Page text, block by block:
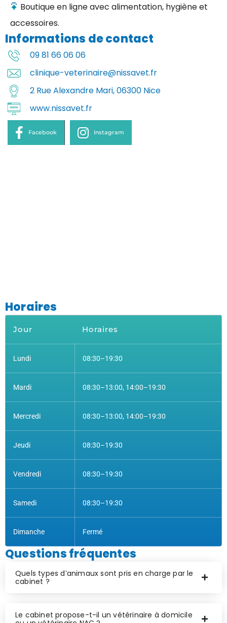
Boutique en ligne avec alimentation, hygiène et
accessoires.
Informations de contact
09 81 66 06 06
clinique-veterinaire@nissavet.fr
2 Rue Alexandre Mari, 06300 Nice
www.nissavet.fr
Facebook Instagram
Horaires
Jour Horaires
Lundi 08:30–19:30
Mardi 08:30–13:00, 14:00–19:30
Mercredi 08:30–13:00, 14:00–19:30
Jeudi 08:30–19:30
Vendredi 08:30–19:30
Samedi 08:30–19:30
Dimanche Fermé
Questions fréquentes
Quels types d’animaux sont pris en charge par le
cabinet ?
Le cabinet propose-t-il un vétérinaire à domicile